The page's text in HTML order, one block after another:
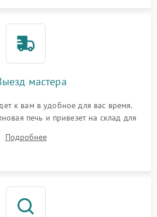
мастера
к вам в удобное для вас время.
печь и привезет на склад для
Подробнее